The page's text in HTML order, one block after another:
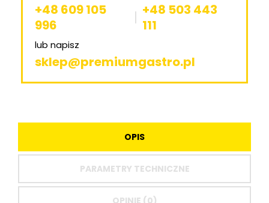
+48 609 105
996
+48 503 443
111
lub napisz
sklep@premiumgastro.pl
OPIS
PARAMETRY TECHNICZNE
OPINIE (0)